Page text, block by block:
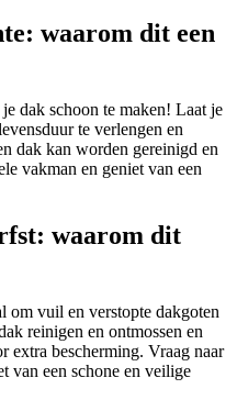
waarom dit een
dak schoon te maken! Laat je
te verlengen en
dak kan worden gereinigd en
vakman en geniet van een
waarom dit
om vuil en verstopte dakgoten
reinigen en ontmossen en
extra bescherming. Vraag naar
van een schone en veilige